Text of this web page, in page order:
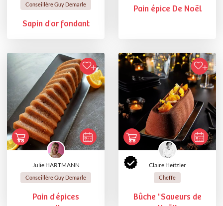
Conseillère Guy Demarle
Sapin d'or fondant
Pain épice De Noël
Julie HARTMANN
Conseillère Guy Demarle
Pain d'épices
Claire Heitzler
Cheffe
Bûche "Saveurs de